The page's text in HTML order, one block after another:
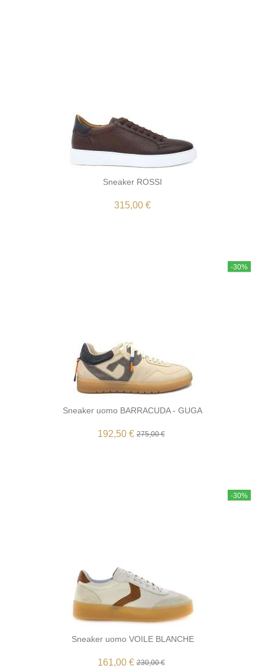
Sneaker ROSSI
315,00 €
-30%
Sneaker uomo BARRACUDA - GUGA
192,50 €275,00 €
-30%
Sneaker uomo VOILE BLANCHE
161,00 €230,00 €